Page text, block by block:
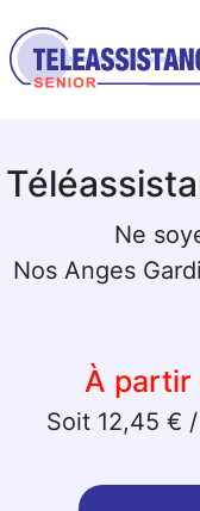
Ne
Nos Anges
À partir
Soit 12,45 €